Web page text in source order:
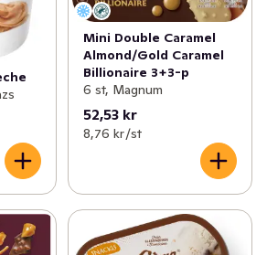
Mini Double Caramel
Almond/Gold Caramel
Billionaire 3+3-p
6 st, Magnum
52,53 kr
8,76 kr /st